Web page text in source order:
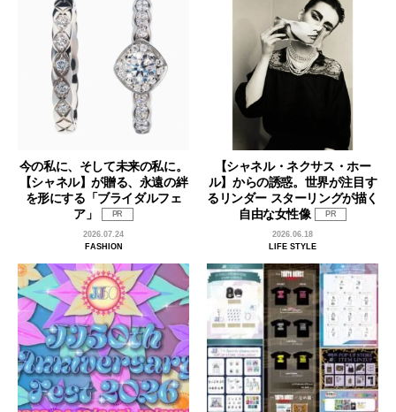
今の私に、そして未来の私に。
【シャネル】が贈る、永遠の絆
を形にする「ブライダルフェ
ア」
PR
2026.07.24
FASHION
【シャネル・ネクサス・ホー
ル】からの誘惑。世界が注目す
るリンダー スターリングが描く
自由な女性像
PR
2026.06.18
LIFE STYLE